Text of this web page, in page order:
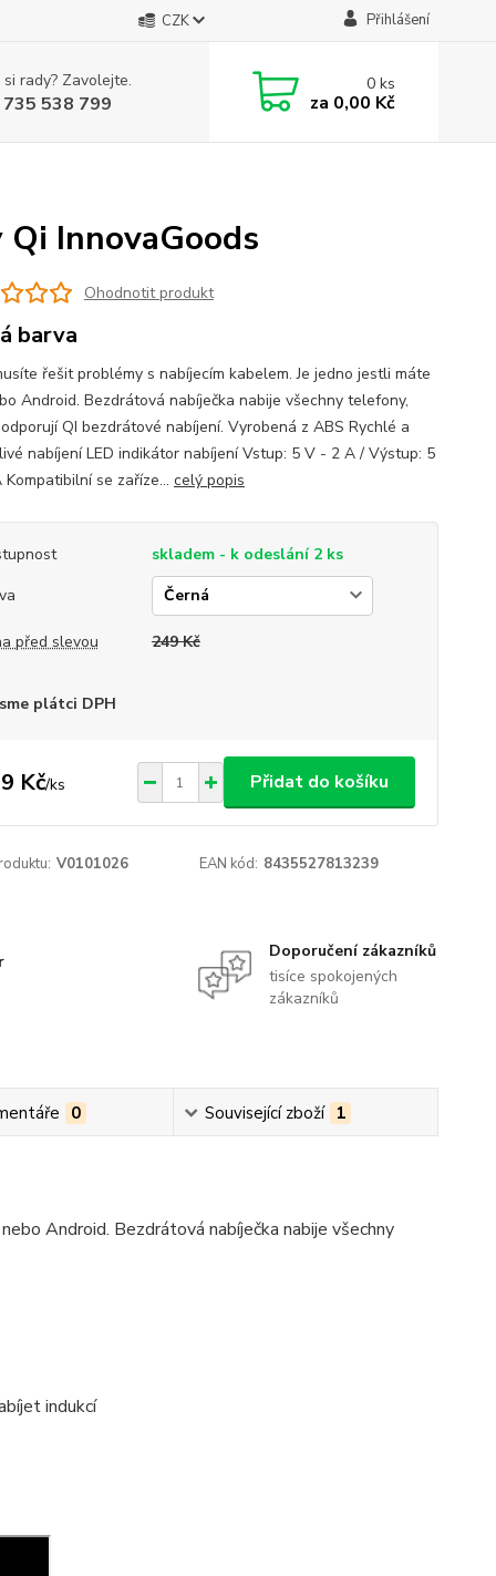
CZK Přihlášení
rady? Zavolejte.
538 799
0ks
za 0,00 Kč
InnovaGoods
Ohodnotit produkt
barva
řešit problémy s nabíjecím kabelem. Je jedno jestli máte
Android. Bezdrátová nabíječka nabije všechny telefony,
QI bezdrátové nabíjení. Vyrobená z ABS Rychlé a
nabíjení LED indikátor nabíjení Vstup: 5 V - 2 A / Výstup: 5
se zaříze... celý popis
skladem - k odeslání 2 ks
před slevou 249 Kč
plátci DPH
Kč/ks Přidat do košíku
V0101026 EAN kód: 8435527813239
Doporučení zákazníků
tisíce spokojených
zákazníků
0 Související zboží 1
Android. Bezdrátová nabíječka nabije všechny
indukcí